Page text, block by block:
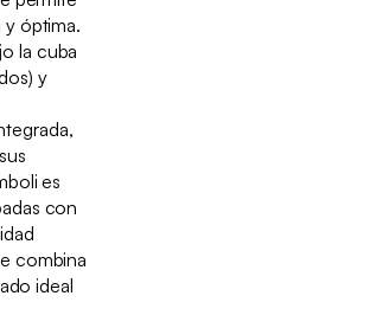
y óptima.
la cuba
y
es
con
combina
ideal